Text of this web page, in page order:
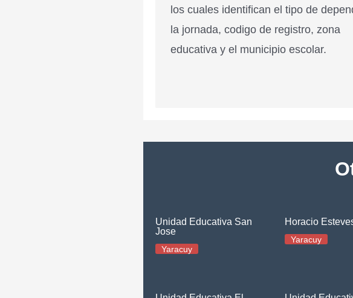
los cuales identifican el tipo de
la jornada, codigo de registro, zona
educativa y el municipio escolar.
Unidad Educativa San
Jose
Yaracuy
Horacio
Yaracuy